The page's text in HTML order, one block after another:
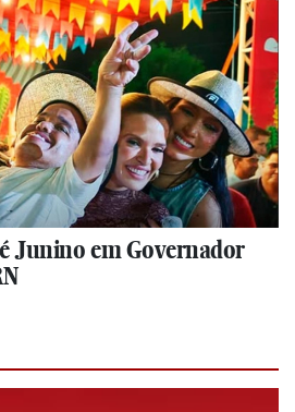
Junino em Governador